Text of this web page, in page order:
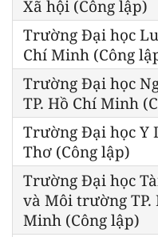
Xã hội (Công lập)
Trường Đại học
Chí Minh (Công
Trường Đại học
TP. Hồ Chí Minh
Trường Đại học Y
Thơ (Công lập)
Trường Đại học
và Môi trường TP.
Minh (Công lập)